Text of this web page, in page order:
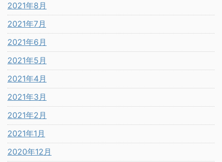
2021年8月
2021年7月
2021年6月
2021年5月
2021年4月
2021年3月
2021年2月
2021年1月
2020年12月